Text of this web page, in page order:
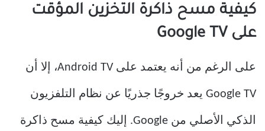
كيفية مسح ذاكرة التخزين المؤقت
على Google TV
على الرغم من أنه يعتمد على Android TV، إلا أن
Google TV يعد خروجًا جذريًا عن نظام التلفزيون
الذكي الأصلي من Google. إليك كيفية مسح ذاكرة